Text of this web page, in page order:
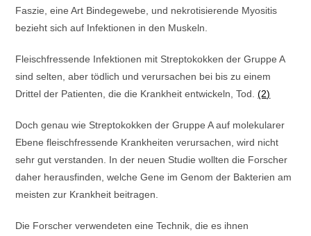
Faszie, eine Art Bindegewebe, und nekrotisierende Myositis
bezieht sich auf Infektionen in den Muskeln.
Fleischfressende Infektionen mit Streptokokken der Gruppe A
sind selten, aber tödlich und verursachen bei bis zu einem
Drittel der Patienten, die die Krankheit entwickeln, Tod.(2)
Doch genau wie Streptokokken der Gruppe A auf molekularer
Ebene fleischfressende Krankheiten verursachen, wird nicht
sehr gut verstanden. In der neuen Studie wollten die Forscher
daher herausfinden, welche Gene im Genom der Bakterien am
meisten zur Krankheit beitragen.
Die Forscher verwendeten eine Technik, die es ihnen